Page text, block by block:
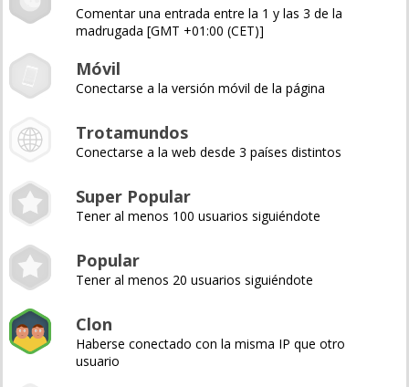
Comentar una entrada entre la 1 y las 3 de la
madrugada [GMT +01:00 (CET)]
Móvil
Conectarse a la versión móvil de la página
Trotamundos
Conectarse a la web desde 3 países distintos
Super Popular
Tener al menos 100 usuarios siguiéndote
Popular
Tener al menos 20 usuarios siguiéndote
Clon
Haberse conectado con la misma IP que otro
usuario